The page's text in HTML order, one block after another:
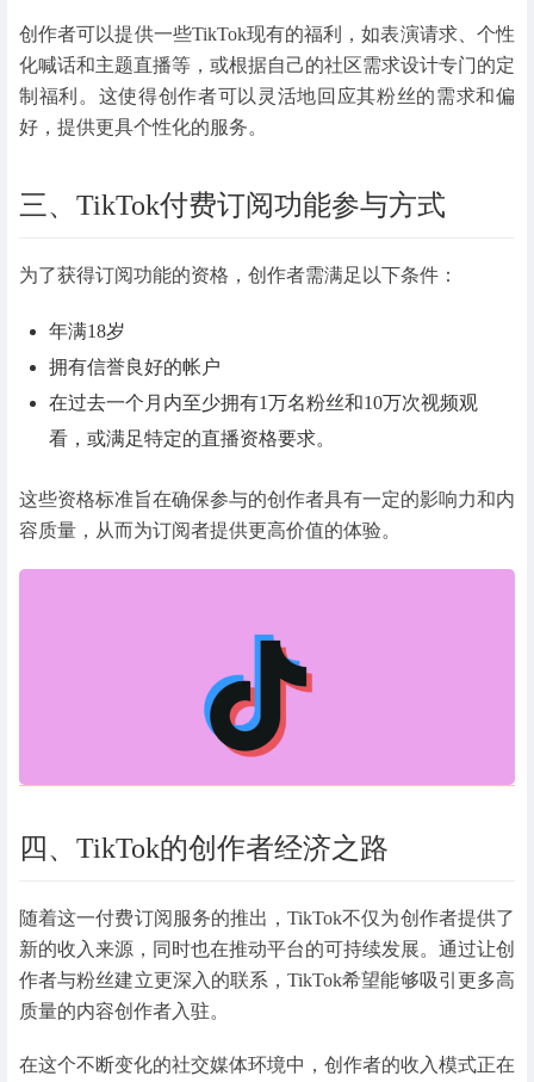
创作者可以提供一些TikTok现有的福利，如表演请求、个性
化喊话和主题直播等，或根据自己的社区需求设计专门的定
制福利。这使得创作者可以灵活地回应其粉丝的需求和偏
好，提供更具个性化的服务。
三、TikTok付费订阅功能参与方式
为了获得订阅功能的资格，创作者需满足以下条件：
年满18岁
拥有信誉良好的帐户
在过去一个月内至少拥有1万名粉丝和10万次视频观
看，或满足特定的直播资格要求。
这些资格标准旨在确保参与的创作者具有一定的影响力和内
容质量，从而为订阅者提供更高价值的体验。
四、TikTok的创作者经济之路
随着这一付费订阅服务的推出，TikTok不仅为创作者提供了
新的收入来源，同时也在推动平台的可持续发展。通过让创
作者与粉丝建立更深入的联系，TikTok希望能够吸引更多高
质量的内容创作者入驻。
在这个不断变化的社交媒体环境中，创作者的收入模式正在